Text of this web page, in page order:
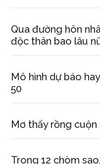
Qua đường hôn
độc thân bao lâu
Mô hình dự báo
50
Mơ thấy rồng cuộn
Trong 12 chòm